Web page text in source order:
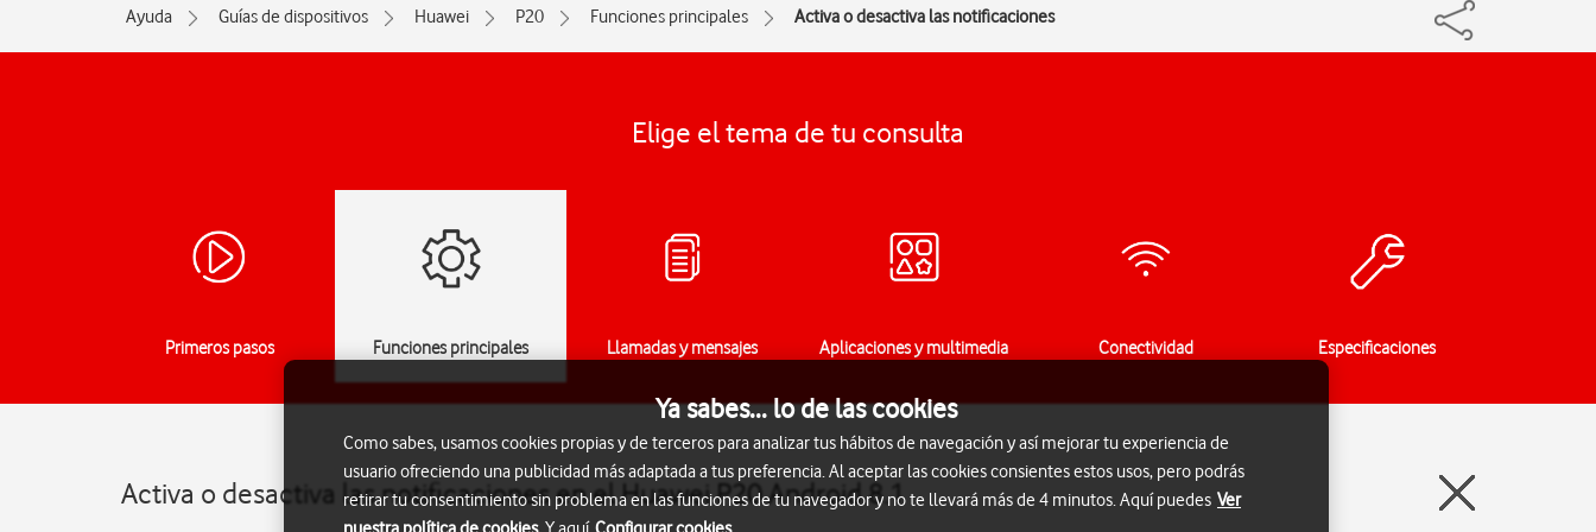
Ayuda Guías de dispositivos Huawei P20 Funciones principales Activa o desactiva las notificaciones
Elige el tema de tu consulta
Primeros pasos Funciones principales Llamadas y mensajes Aplicaciones y multimedia Conectividad Especificaciones
Activa o desactiva las notificaciones en el Huawei P20 Android 8.1
Ya sabes... lo de las cookies
Como sabes, usamos cookies propias y de terceros para analizar tus hábitos de navegación y así mejorar tu experiencia de
usuario ofreciendo una publicidad más adaptada a tus preferencia. Al aceptar las cookies consientes estos usos, pero podrás
retirar tu consentimiento sin problema en las funciones de tu navegador y no te llevará más de 4 minutos. Aquí puedes Ver